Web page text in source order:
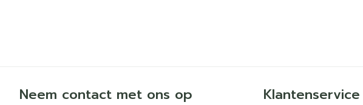
Neem contact met ons op Klantenservice